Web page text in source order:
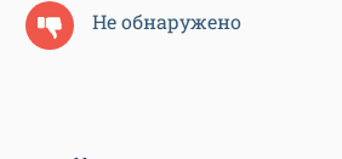
Не обнаружено